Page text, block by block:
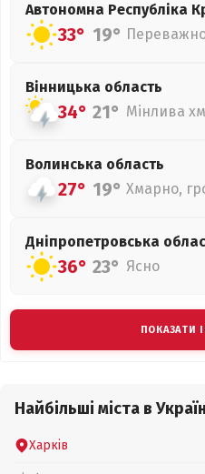
Автономна Республіка
33° 19°
Вінницька область
34° 21° Мінлива
Волинська область
27° 19° Хмарно,
Дніпропетровська
36° 23° Ясно
ПОКАЗАТИ
Найбільші міста в
Харків